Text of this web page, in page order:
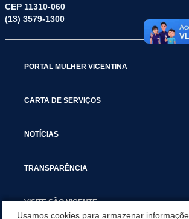
CEP 11310-060
(13) 3579-1300
PORTAL MULHER VICENTINA
CARTA DE SERVIÇOS
NOTÍCIAS
TRANSPARÊNCIA
VISITE SÃO VICENTE
Usamos cookies para armazenar